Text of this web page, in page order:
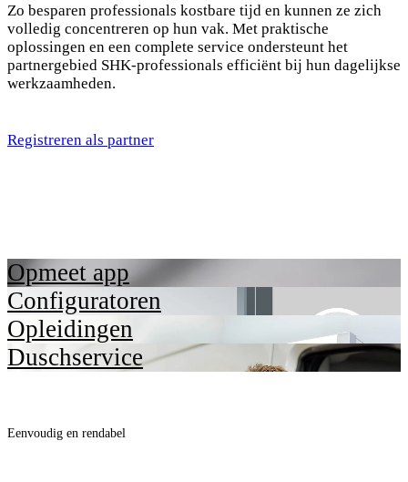
Zo besparen professionals kostbare tijd en kunnen ze zich
volledig concentreren op hun vak. Met praktische
oplossingen en een complete service ondersteunt het
partnergebied SHK-professionals efficiënt bij hun dagelijkse
werkzaamheden.
Registreren als partner
Opmeet app
Configuratoren
Opleidingen
Duschservice
Eenvoudig en rendabel